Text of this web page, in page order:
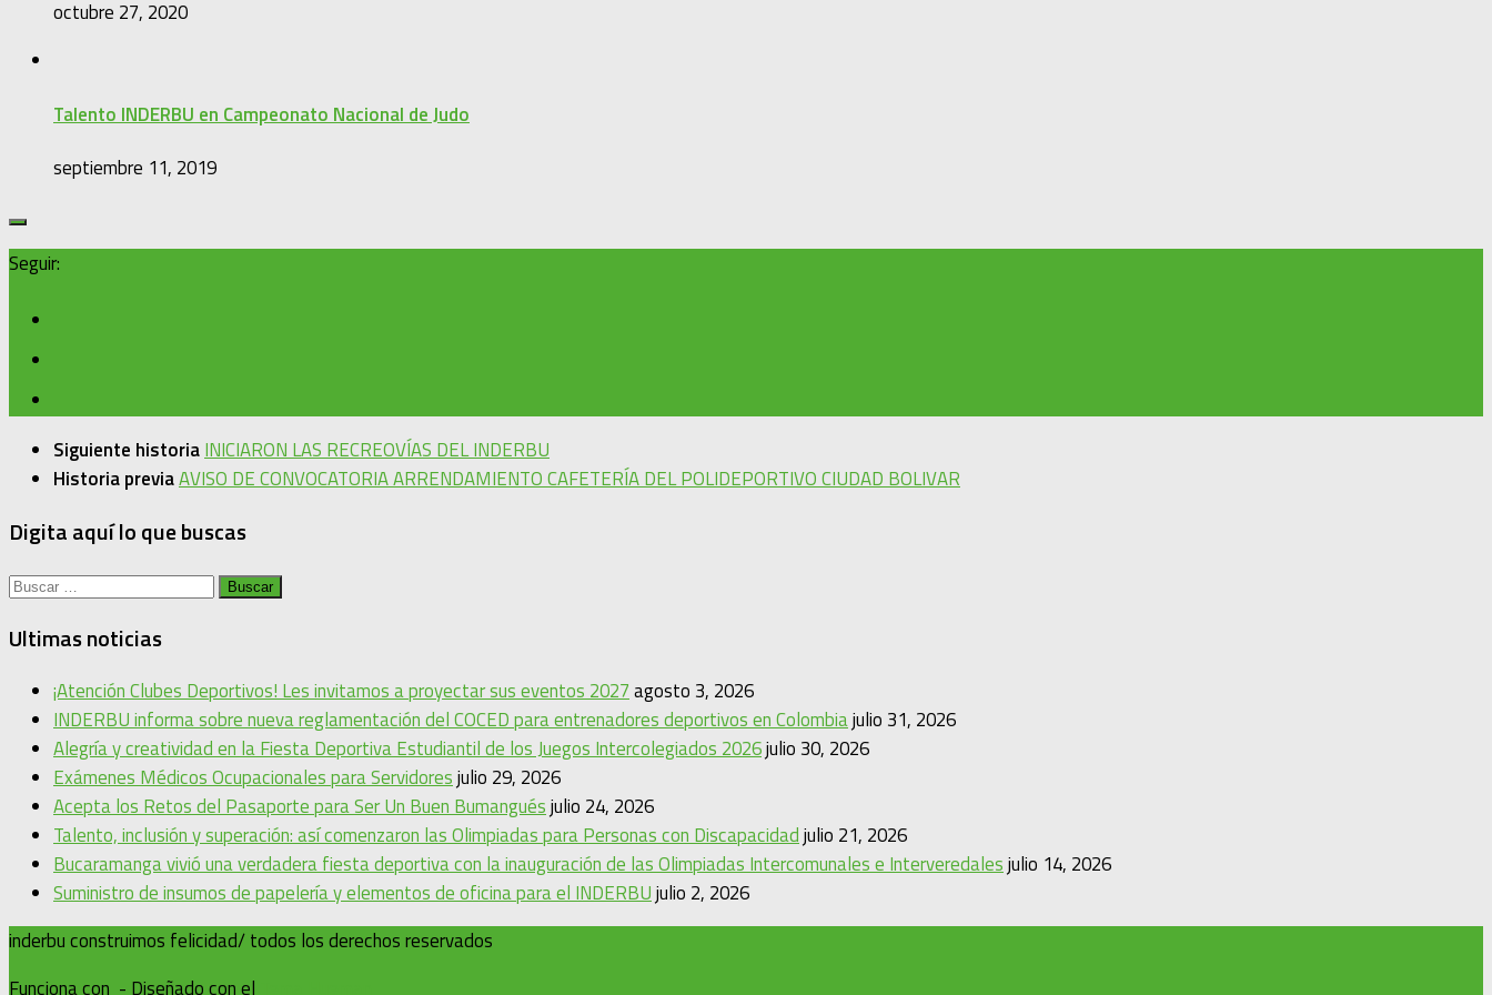
octubre 27, 2020
Talento INDERBU en Campeonato Nacional de Judo
septiembre 11, 2019
Seguir:
Siguiente historiaINICIARON LAS RECREOVÍAS DEL INDERBU
Historia previaAVISO DE CONVOCATORIA ARRENDAMIENTO CAFETERÍA DEL POLIDEPORTIVO CIUDAD BOLIVAR
Digita aquí lo que buscas
Buscar:
Ultimas noticias
¡Atención Clubes Deportivos! Les invitamos a proyectar sus eventos 2027agosto 3, 2026
INDERBU informa sobre nueva reglamentación del COCED para entrenadores deportivos en Colombiajulio 31, 2026
Alegría y creatividad en la Fiesta Deportiva Estudiantil de los Juegos Intercolegiados 2026julio 30, 2026
Exámenes Médicos Ocupacionales para Servidoresjulio 29, 2026
Acepta los Retos del Pasaporte para Ser Un Buen Bumanguésjulio 24, 2026
Talento, inclusión y superación: así comenzaron las Olimpiadas para Personas con Discapacidadjulio 21, 2026
Bucaramanga vivió una verdadera fiesta deportiva con la inauguración de las Olimpiadas Intercomunales e Interveredalesjulio 14, 2026
Suministro de insumos de papelería y elementos de oficina para el INDERBUjulio 2, 2026
inderbu construimos felicidad/ todos los derechos reservados
Funciona con - Diseñado con el